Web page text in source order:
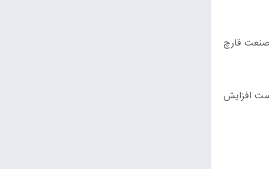
صنعت قارچ
قارچ ۱۵ تا ۲۵ درصد کاهش‌یافته است افزایش